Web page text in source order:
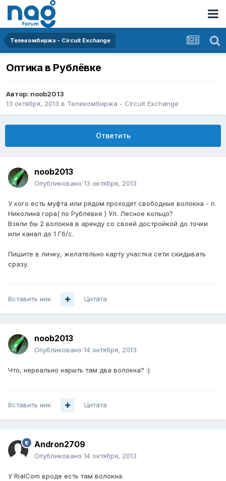
Телекомбиржа - Circuit Exchange
Оптика в Рублёвке
Автор: noob2013
13 октября, 2013 в Телекомбиржа - Circuit Exchange
Ответить
noob2013
Опубликовано 13 октября, 2013
У кого есть муфта или рядом проходят свободные волокна - п.
Николина гора( по Рублевке ) Ул. Лесное кольцо?
Взяли бы 2 волокна в аренду со своей достройкой до точки
или канал до 1 Гб/с.
Пишите в личку, желательно карту участка сети скидывать
сразу.
Вставить ник Цитата
noob2013
Опубликовано 14 октября, 2013
Что, нереально нарыть там два волокна? :)
Вставить ник Цитата
Andron2709
Опубликовано 14 октября, 2013
У RialCom вроде есть там волокна.